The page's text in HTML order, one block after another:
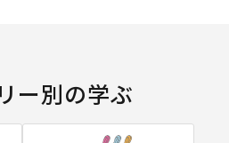
ー別の学ぶ